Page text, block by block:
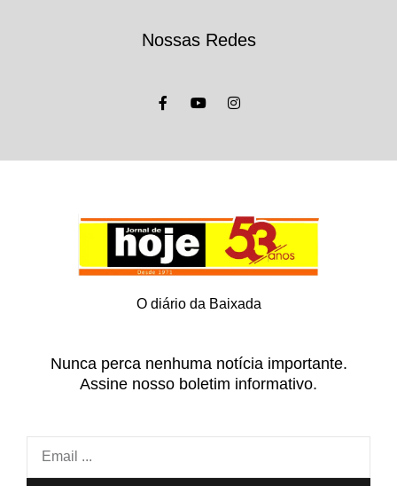
Nossas Redes
O diário da Baixada
Nunca perca nenhuma notícia importante.
Assine nosso boletim informativo.